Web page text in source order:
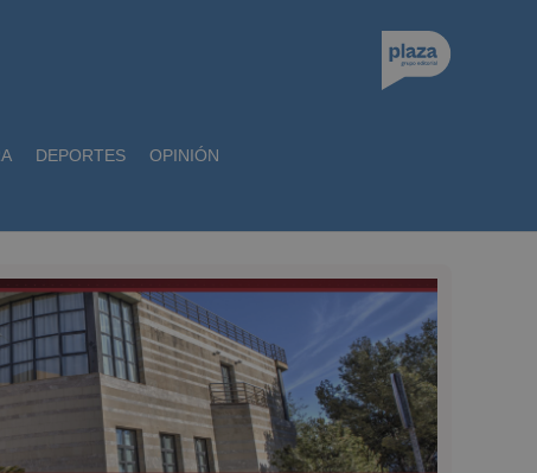
DEPORTES OPINIÓN